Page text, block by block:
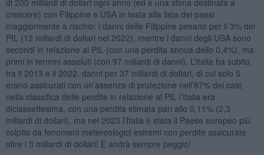
crescere) con Filippine e USA in testa alla lista dei paesi
maggiormente a rischio: i danni delle Filippine pesano per il 3% del
PIL (12 miliardi di dollari nel 2022), mentre i danni degli USA sono
secondi in relazione al PIL (con una perdita annua dello 0,4%), ma
primi in termini assoluti (con 97 miliardi di danni). L’Italia ha subito,
tra il 2013 e il 2022, danni per 37 miliardi di dollari, di cui solo 5
erano assicurati con un’assenza di protezione nell’87% dei casi;
nella classifica delle perdite in relazione al PIL l’Italia era
diciassettesima, con una perdita stimata pari allo 0,11% (2,3
miliardi di dollari), ma nel 2023 l’Italia è stata il Paese europeo più
colpito da fenomeni metereologici estremi con perdite assicurate
oltre i 3 miliardi di dollari! E andrà sempre peggio!